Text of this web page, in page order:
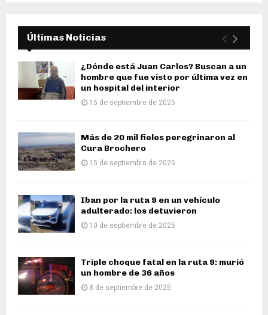
Últimas Noticias
¿Dónde está Juan Carlos? Buscan a un
hombre que fue visto por última vez en
un hospital del interior
15 de septiembre de 2025
Más de 20 mil fieles peregrinaron al
Cura Brochero
15 de septiembre de 2025
Iban por la ruta 9 en un vehículo
adulterado: los detuvieron
10 de septiembre de 2025
Triple choque fatal en la ruta 9: murió
un hombre de 36 años
8 de septiembre de 2025